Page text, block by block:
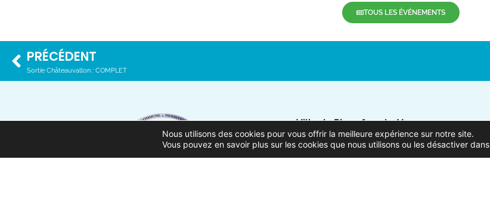
TOUS LES ÉVÉNEMENTS
PRÉCÉDENT
Sortie Châteauvallon : COMPLET
Ville de Pierrefeu-du-Var
1 Place Urbain Sénès
83390 Pierrefeu-du-Var
Nous utilisons des cookies pour vous offrir la meilleure expérience sur notre site.
Vous pouvez en savoir plus sur les cookies que nous utilisons ou les désactiver dans